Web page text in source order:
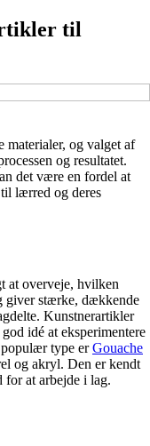
til
materialer, og valget af
og resultatet.
det være en fordel at
lærred og deres
at overveje, hvilken
giver stærke, dækkende
Kunstnerartikler
idé at eksperimentere
populær type erGouache
og akryl. Den er kendt
at arbejde i lag.